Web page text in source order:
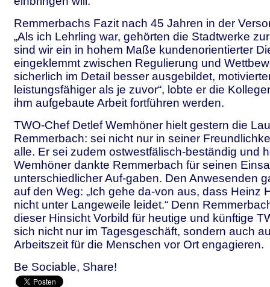
Remmerbachs Fazit nach 45 Jahren in der
„Als ich Lehrling war, gehörten die Stadtwerke
sind wir ein in hohem Maße kundenorientierter
eingeklemmt zwischen Regulierung und
sicherlich im Detail besser ausgebildet,
leistungsfähiger als je zuvor“, lobte er die
ihm aufgebaute Arbeit fortführen werden.
TWO-Chef Detlef Wemhöner hielt gestern die
Remmerbach: sei nicht nur in seiner
alle. Er sei zudem ostwestfälisch-beständig und
Wemhöner dankte Remmerbach für seinen
unterschiedlicher Auf-gaben. Den Anwesenden
auf den Weg: „Ich gehe da-von aus, dass Heinz
nicht unter Langeweile leidet.“ Denn
dieser Hinsicht Vorbild für heutige und künftige
sich nicht nur im Tagesgeschäft, sondern auch
Arbeitszeit für die Menschen vor Ort engagieren.
Be Sociable, Share!